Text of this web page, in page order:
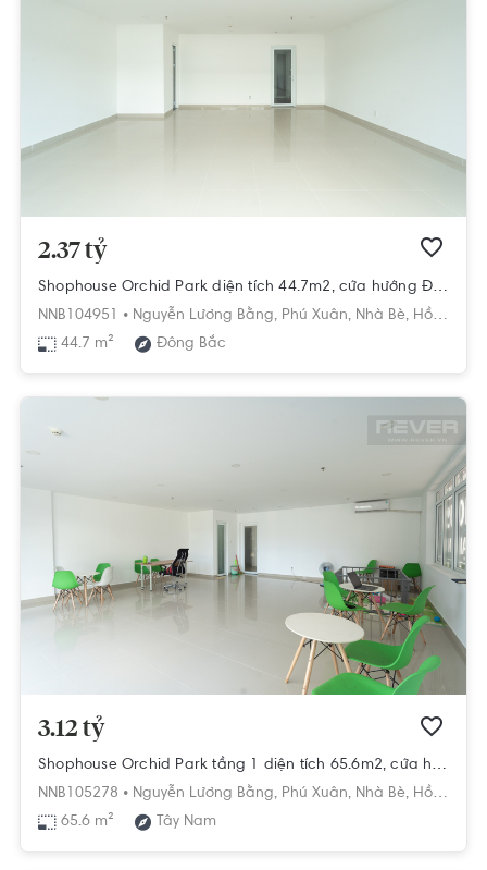
2.37 tỷ
Shophouse Orchid Park diện tích 44.7m2, cửa hướng Đông Bắc.
NNB104951 • Nguyễn Lương Bằng, Phú Xuân, Nhà Bè, Hồ Chí Minh
44.7 m²
Đông Bắc
3.12 tỷ
Shophouse Orchid Park tầng 1 diện tích 65.6m2, cửa hướng Tây Nam.
NNB105278 • Nguyễn Lương Bằng, Phú Xuân, Nhà Bè, Hồ Chí Minh
65.6 m²
Tây Nam